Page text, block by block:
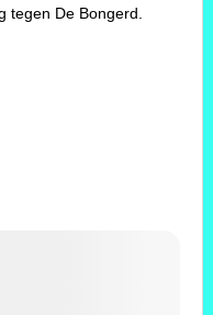
tegen De Bongerd.